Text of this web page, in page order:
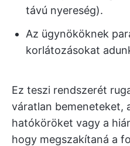
távú nyereség).
Az ügynököknek
korlátozásokat
Ez teszi rendszerét
váratlan bemeneteket,
hatóköröket vagy a
hogy megszakítaná a